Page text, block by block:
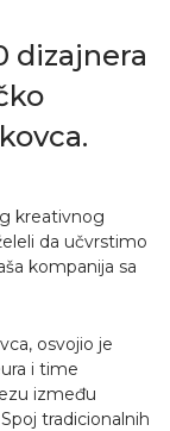
dizajnera
kreativnog
da učvrstimo
kompanija sa
osvojio je
i time
između
tradicionalnih